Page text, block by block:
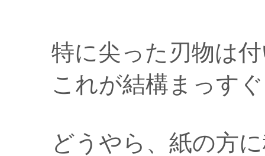
特に尖った刃物は
これが結構まっす
どうやら、紙の方